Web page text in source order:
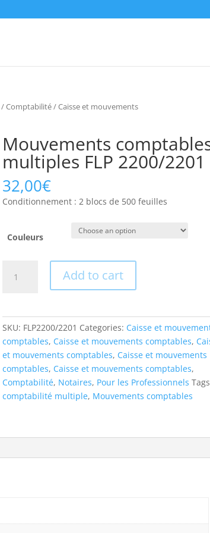
/Comptabilité/Caisse et mouvements
Mouvements
multiples FLP 2200/2201
32,00€
Conditionnement : 2 blocs de 500 feuilles
Couleurs
comptables
quantity
Add to cart
SKU: FLP2200/2201 Categories: Caisse et
comptables, Caisse et mouvements comptables,
et mouvements comptables, Caisse et mouvements
comptables, Caisse et mouvements comptables,
Comptabilité, Notaires, Pour les Professionnels
comptabilité multiple, Mouvements comptables